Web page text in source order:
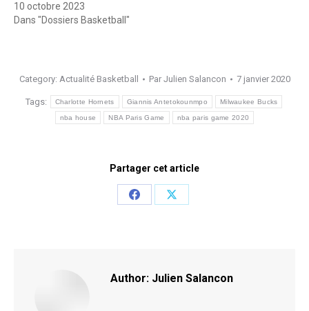
10 octobre 2023
Dans "Dossiers Basketball"
Category: Actualité Basketball Par Julien Salancon 7 janvier 2020
Tags: Charlotte Hornets Giannis Antetokounmpo Milwaukee Bucks
nba house NBA Paris Game nba paris game 2020
Partager cet article
Share
Share
Author: Julien Salancon